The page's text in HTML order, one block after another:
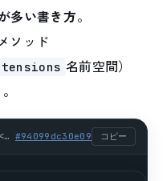
多い書き方。
ソッド
名前空間）
イディオム4: DataRow.Field<T>()でNullable<T>受け（業務系最強） (csharp) #94099dc30e09 コピー